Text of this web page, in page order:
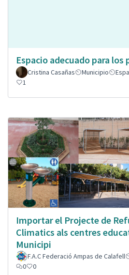
Espacio adecuado para los
Cristina Casañas
Municipio
1
Importar el Projecte de
Climatics als centres
Municipi
F.A.C Federació Ampas de Calafell
0
0